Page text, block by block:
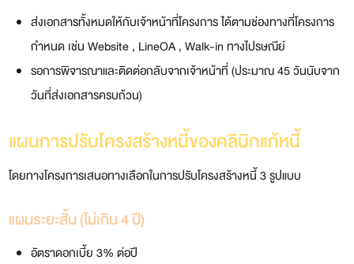
ส่งเอกสารทั้งหมดให้กับเจ้าหน้าที่โครงการ ได้ตามช่องทางที่โครงการ
กำหนด เช่น Website , LineOA , Walk-in ทางไปรษณีย์
รอการพิจารณาและติดต่อกลับจากเจ้าหน้าที่ (ประมาณ 45 วันนับจาก
วันที่ส่งเอกสารครบถ้วน)
แผนการปรับโครงสร้างหนี้ของคลินิกแก้หนี้
โดยทางโครงการเสนอทางเลือกในการปรับโครงสร้างหนี้ 3 รูปแบบ
แผนระยะสั้น (ไม่เกิน 4 ปี)
อัตราดอกเบี้ย 3% ต่อปี